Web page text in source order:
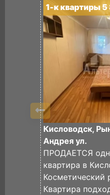
1-к квартиры
Кисловодск,
Андрея ул.
ПРОДАЕТСЯ
квартира в
Косметический
Квартира